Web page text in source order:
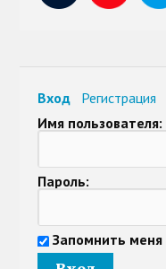
Вход Регистрация
Имя пользователя:
Пароль:
Запомнить меня